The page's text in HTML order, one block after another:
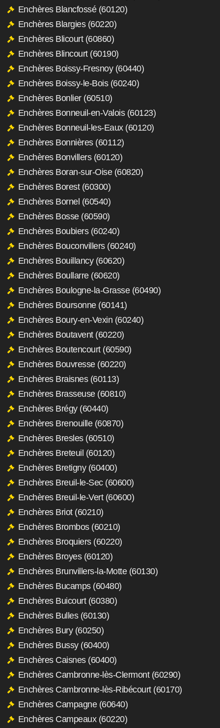
Enchères Blancfossé (60120)
Enchères Blargies (60220)
Enchères Blicourt (60860)
Enchères Blincourt (60190)
Enchères Boissy-Fresnoy (60440)
Enchères Boissy-le-Bois (60240)
Enchères Bonlier (60510)
Enchères Bonneuil-en-Valois (60123)
Enchères Bonneuil-les-Eaux (60120)
Enchères Bonnières (60112)
Enchères Bonvillers (60120)
Enchères Boran-sur-Oise (60820)
Enchères Borest (60300)
Enchères Bornel (60540)
Enchères Bosse (60590)
Enchères Boubiers (60240)
Enchères Bouconvillers (60240)
Enchères Bouillancy (60620)
Enchères Boullarre (60620)
Enchères Boulogne-la-Grasse (60490)
Enchères Boursonne (60141)
Enchères Boury-en-Vexin (60240)
Enchères Boutavent (60220)
Enchères Boutencourt (60590)
Enchères Bouvresse (60220)
Enchères Braisnes (60113)
Enchères Brasseuse (60810)
Enchères Brégy (60440)
Enchères Brenouille (60870)
Enchères Bresles (60510)
Enchères Breteuil (60120)
Enchères Bretigny (60400)
Enchères Breuil-le-Sec (60600)
Enchères Breuil-le-Vert (60600)
Enchères Briot (60210)
Enchères Brombos (60210)
Enchères Broquiers (60220)
Enchères Broyes (60120)
Enchères Brunvillers-la-Motte (60130)
Enchères Bucamps (60480)
Enchères Buicourt (60380)
Enchères Bulles (60130)
Enchères Bury (60250)
Enchères Bussy (60400)
Enchères Caisnes (60400)
Enchères Cambronne-lès-Clermont (60290)
Enchères Cambronne-lès-Ribécourt (60170)
Enchères Campagne (60640)
Enchères Campeaux (60220)